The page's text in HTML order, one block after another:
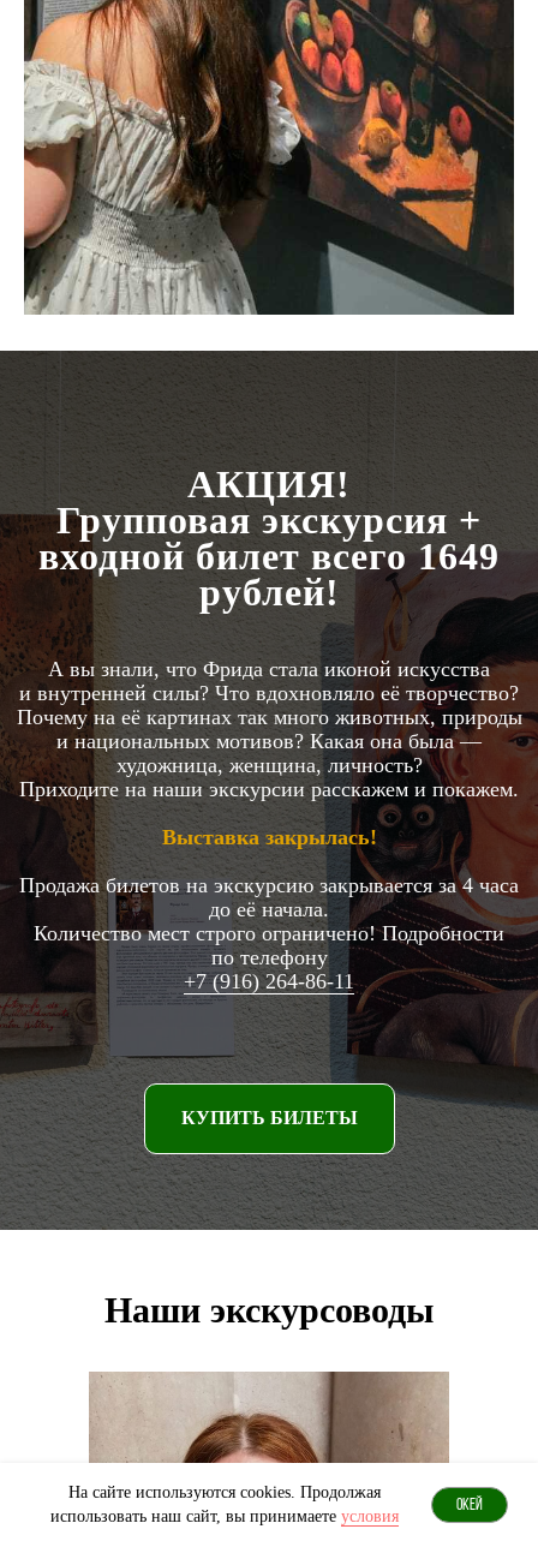
На сайте используются cookies. Продолжая
использовать наш сайт, вы принимаете условия
ОКЕЙ
АКЦИЯ!
Групповая экскурсия +
входной билет всего 1649
рублей!
А вы знали, что Фрида стала иконой искусства
и внутренней силы? Что вдохновляло её творчество?
Почему на её картинах так много животных, природы
и национальных мотивов? Какая она была —
художница, женщина, личность?
Приходите на наши экскурсии расскажем и покажем.
Выставка закрылась!
Продажа билетов на экскурсию закрывается за 4 часа
до её начала.
Количество мест строго ограничено! Подробности
по телефону
+7 (916) 264-86-11
КУПИТЬ БИЛЕТЫ
Наши экскурсоводы